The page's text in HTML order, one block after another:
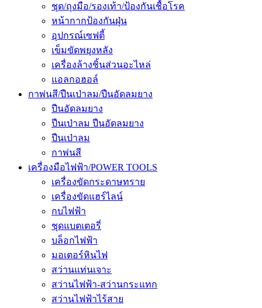
ชุด/ถุงมือ/รองเท้า/ป้องกันเชื้อโรค
หน้ากากป้องกันฝุ่น
อุปกรณ์เซฟตี้
เข็มขัดพยุงหลัง
เครื่องล้างชิ้นส่วนอะไหล่
แอลกอฮอล์
กาพ่นสี/ปืนเป่าลม/ปืนอัดลมยาง
ปืนอัดลมยาง
ปืนเป่าลม ปืนอัดลมยาง
ปืนเป่าลม
กาพ่นสี
เครื่องมือไฟฟ้า/POWER TOOLS
เครื่องขัดกระดาษทราย
เครื่องขัดแฮร์ไลน์
กบไฟฟ้า
ชุดแบตเตอรี่
บล็อกไฟฟ้า
มอเตอร์หินไฟ
สว่านแท่นเจาะ
สว่านไฟฟ้า-สว่านกระแทก
สว่านไฟฟ้าไร้สาย